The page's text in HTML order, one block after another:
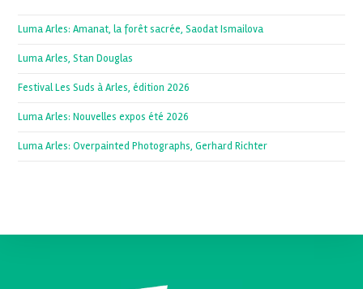
Luma Arles: Amanat, la forêt sacrée, Saodat Ismailova
Luma Arles, Stan Douglas
Festival Les Suds à Arles, édition 2026
Luma Arles: Nouvelles expos été 2026
Luma Arles: Overpainted Photographs, Gerhard Richter